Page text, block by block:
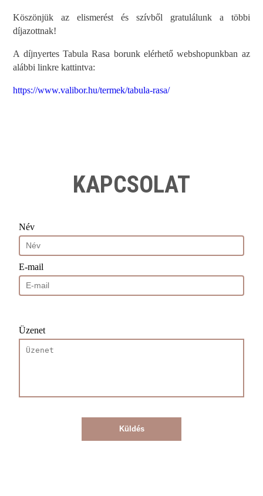
Köszönjük az elismerést és szívből gratulálunk a többi
díjazottnak!
A díjnyertes Tabula Rasa borunk elérhető webshopunkban az
alábbi linkre kattintva:
https://www.valibor.hu/termek/tabula-rasa/
KAPCSOLAT
Név
E-mail
Üzenet
Küldés